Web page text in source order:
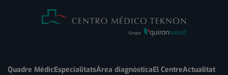
Quadre MèdicEspecialitatsÀrea diagnòsticaEl CentreActualitat